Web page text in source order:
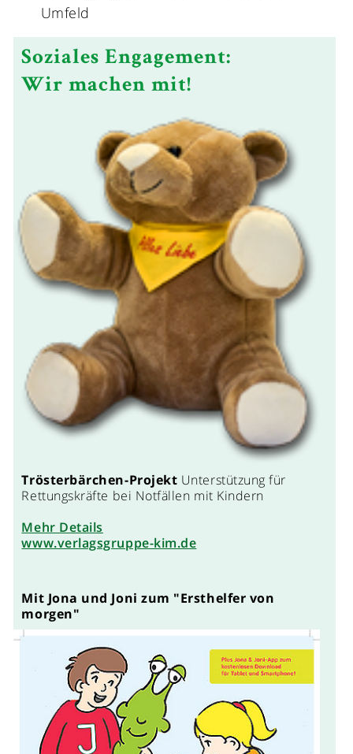
Umfeld
Soziales Engagement:
Wir machen mit!
Trösterbärchen-Projekt Unterstützung für
Rettungskräfte bei Notfällen mit Kindern
Mehr Details
www.verlagsgruppe-kim.de
Mit Jona und Joni zum "Ersthelfer von
morgen"